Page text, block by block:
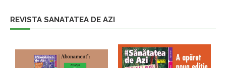
REVISTA SANATATEA DE AZI